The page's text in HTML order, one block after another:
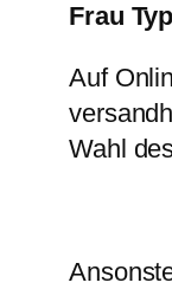
Frau
Auf
Wahl